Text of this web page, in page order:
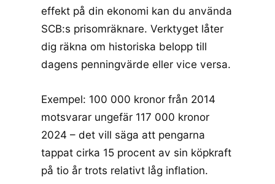
effekt på din ekonomi kan du använda
SCB:s prisomräknare. Verktyget låter
dig räkna om historiska belopp till
dagens penningvärde eller vice versa.
Exempel: 100 000 kronor från 2014
motsvarar ungefär 117 000 kronor
2024 – det vill säga att pengarna
tappat cirka 15 procent av sin köpkraft
på tio år trots relativt låg inflation.